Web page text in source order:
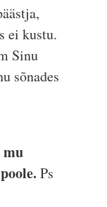
ei kustu.
Sinu
sõnades
mu
Ps